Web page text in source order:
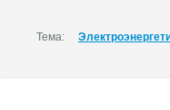
Тема: